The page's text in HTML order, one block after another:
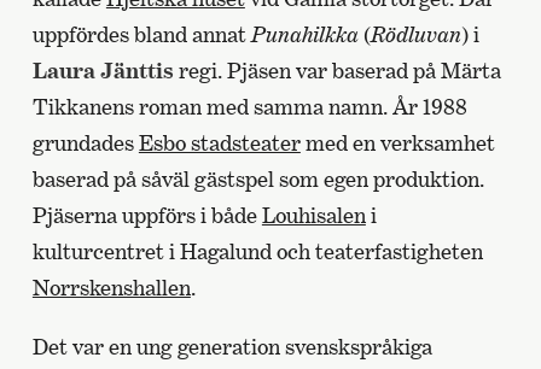
uppfördes bland annat Punahilkka(Rödluvan) i
Laura Jänttis regi. Pjäsen var baserad på Märta
Tikkanens roman med samma namn. År 1988
grundadesEsbo stadsteatermed en verksamhet
baserad på såväl gästspel som egen produktion.
Pjäserna uppförs i bådeLouhisalen i
kulturcentret i Hagalund och teaterfastigheten
Norrskenshallen.
Det var en ung generation svenskspråkiga